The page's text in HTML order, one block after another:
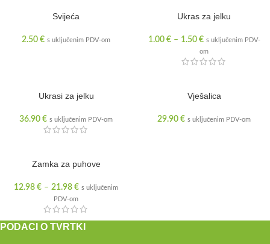
Svijeća
2.50 € s uključenim PDV-om
Ukras za jelku
1.00 € – 1.50 € s uključenim PDV-
om
Ukrasi za jelku
36.90 € s uključenim PDV-om
Vješalica
29.90 € s uključenim PDV-om
Zamka za puhove
12.98 € – 21.98 € s uključenim
PDV-om
PODACI O TVRTKI